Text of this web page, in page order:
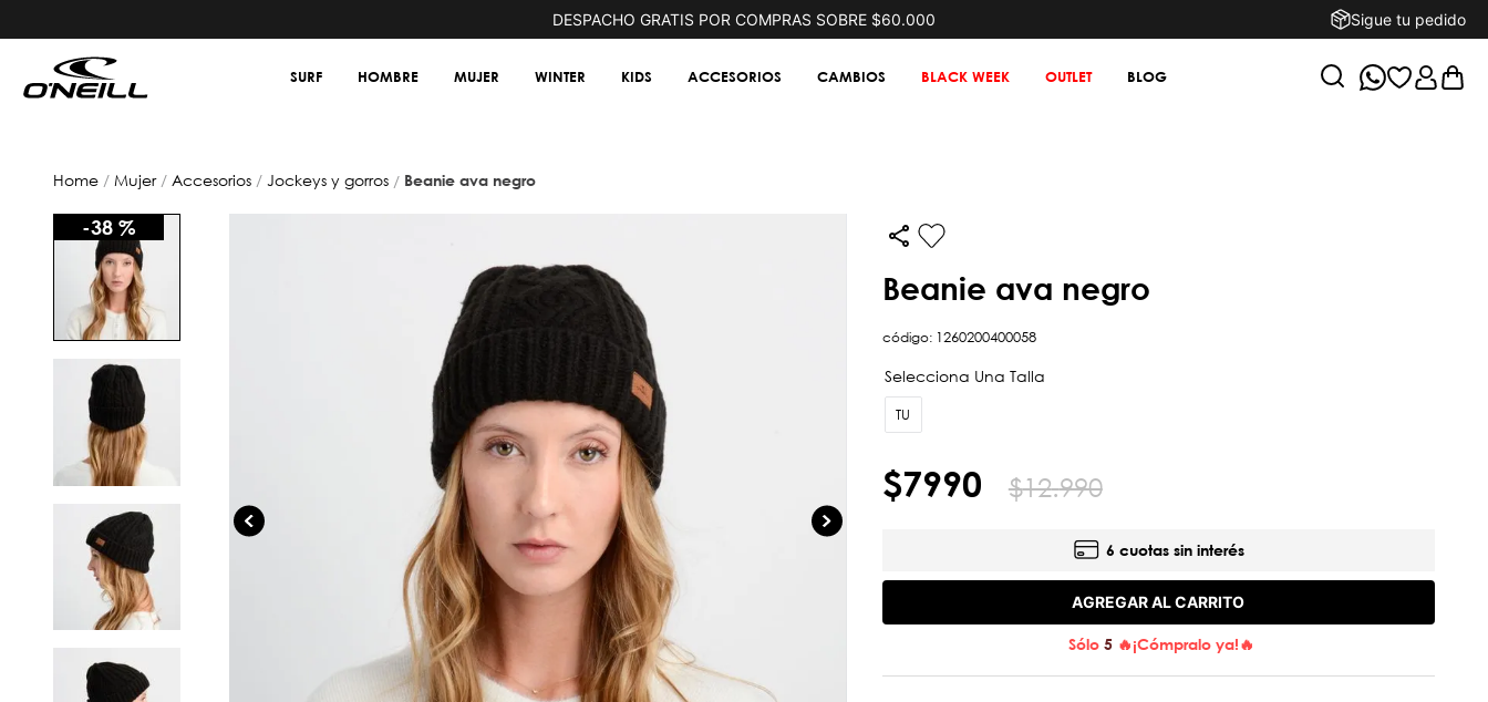
DESPACHO GRATIS POR COMPRAS SOBRE $60.000 Sigue tu pedido
SURF HOMBRE MUJER WINTER KIDS ACCESORIOS CAMBIOS BLACK WEEK OUTLET BLOG
mujer accesorios jockeys y gorros beanie ava negro
-38 %
beanie ava negro
código: 1260200400058
TU
$7990 $12.990
6 cuotas sin interés
AGREGAR AL CARRITO
Sólo 5🔥¡Cómpralo ya!🔥